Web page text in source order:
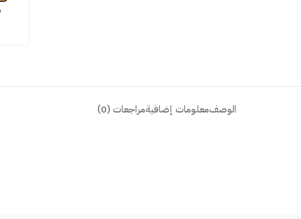
الوصفمعلومات إضافيةمراجعات (0)